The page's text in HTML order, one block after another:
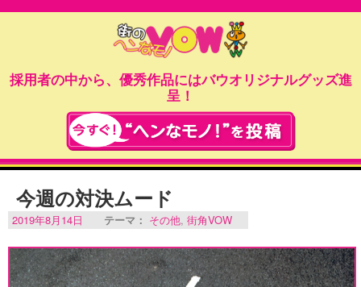
採用者の中から、優秀作品にはバウオリジナルグッズ進
呈！
今週の対決ムード
2019年8月14日 テーマ： その他, 街角VOW